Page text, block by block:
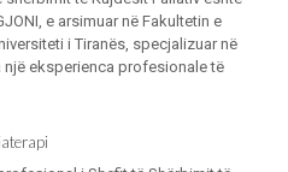
e arsimuar në Fakultetin e
i Tiranës, specjalizuar në
një eksperienca profesionale të